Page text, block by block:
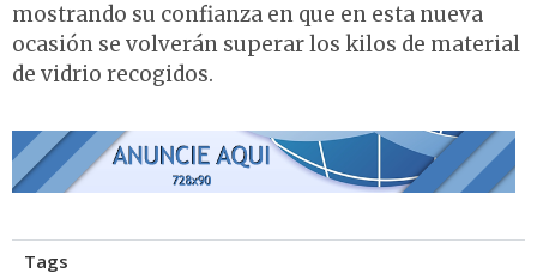
mostrando su confianza en que en esta nueva
ocasión se volverán superar los kilos de material
de vidrio recogidos.
Tags